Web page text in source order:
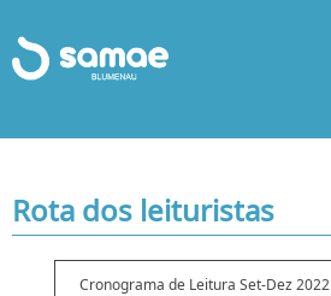
Rota dos leituristas
Cronograma de Leitura Set-Dez 2022